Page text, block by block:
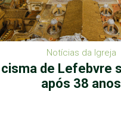
Notícias da Igreja
cisma de Lefebvre
após 38 anos